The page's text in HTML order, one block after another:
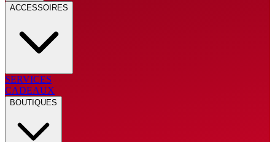
ACCESSOIRES
SERVICES
CADEAUX
BOUTIQUES